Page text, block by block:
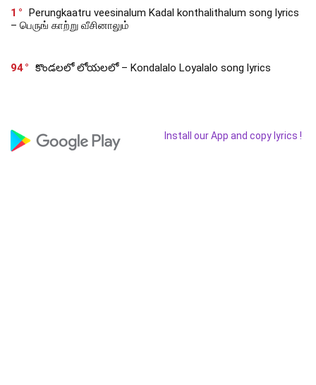
1
Perungkaatru veesinalum Kadal konthalithalum song lyrics
– பெருங் காற்று வீசினாலும்
94 కొండలలో లోయలలో – Kondalalo Loyalalo song lyrics
Install our App and copy lyrics !